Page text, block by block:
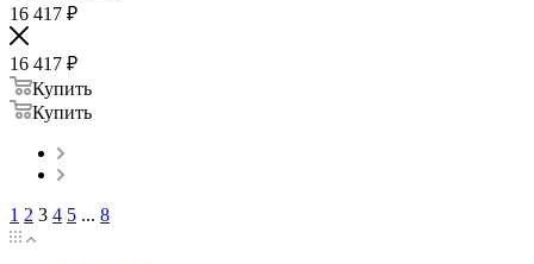
16 417 ₽
16 417 ₽
Купить
Купить
1 2 3 4 5 ... 8